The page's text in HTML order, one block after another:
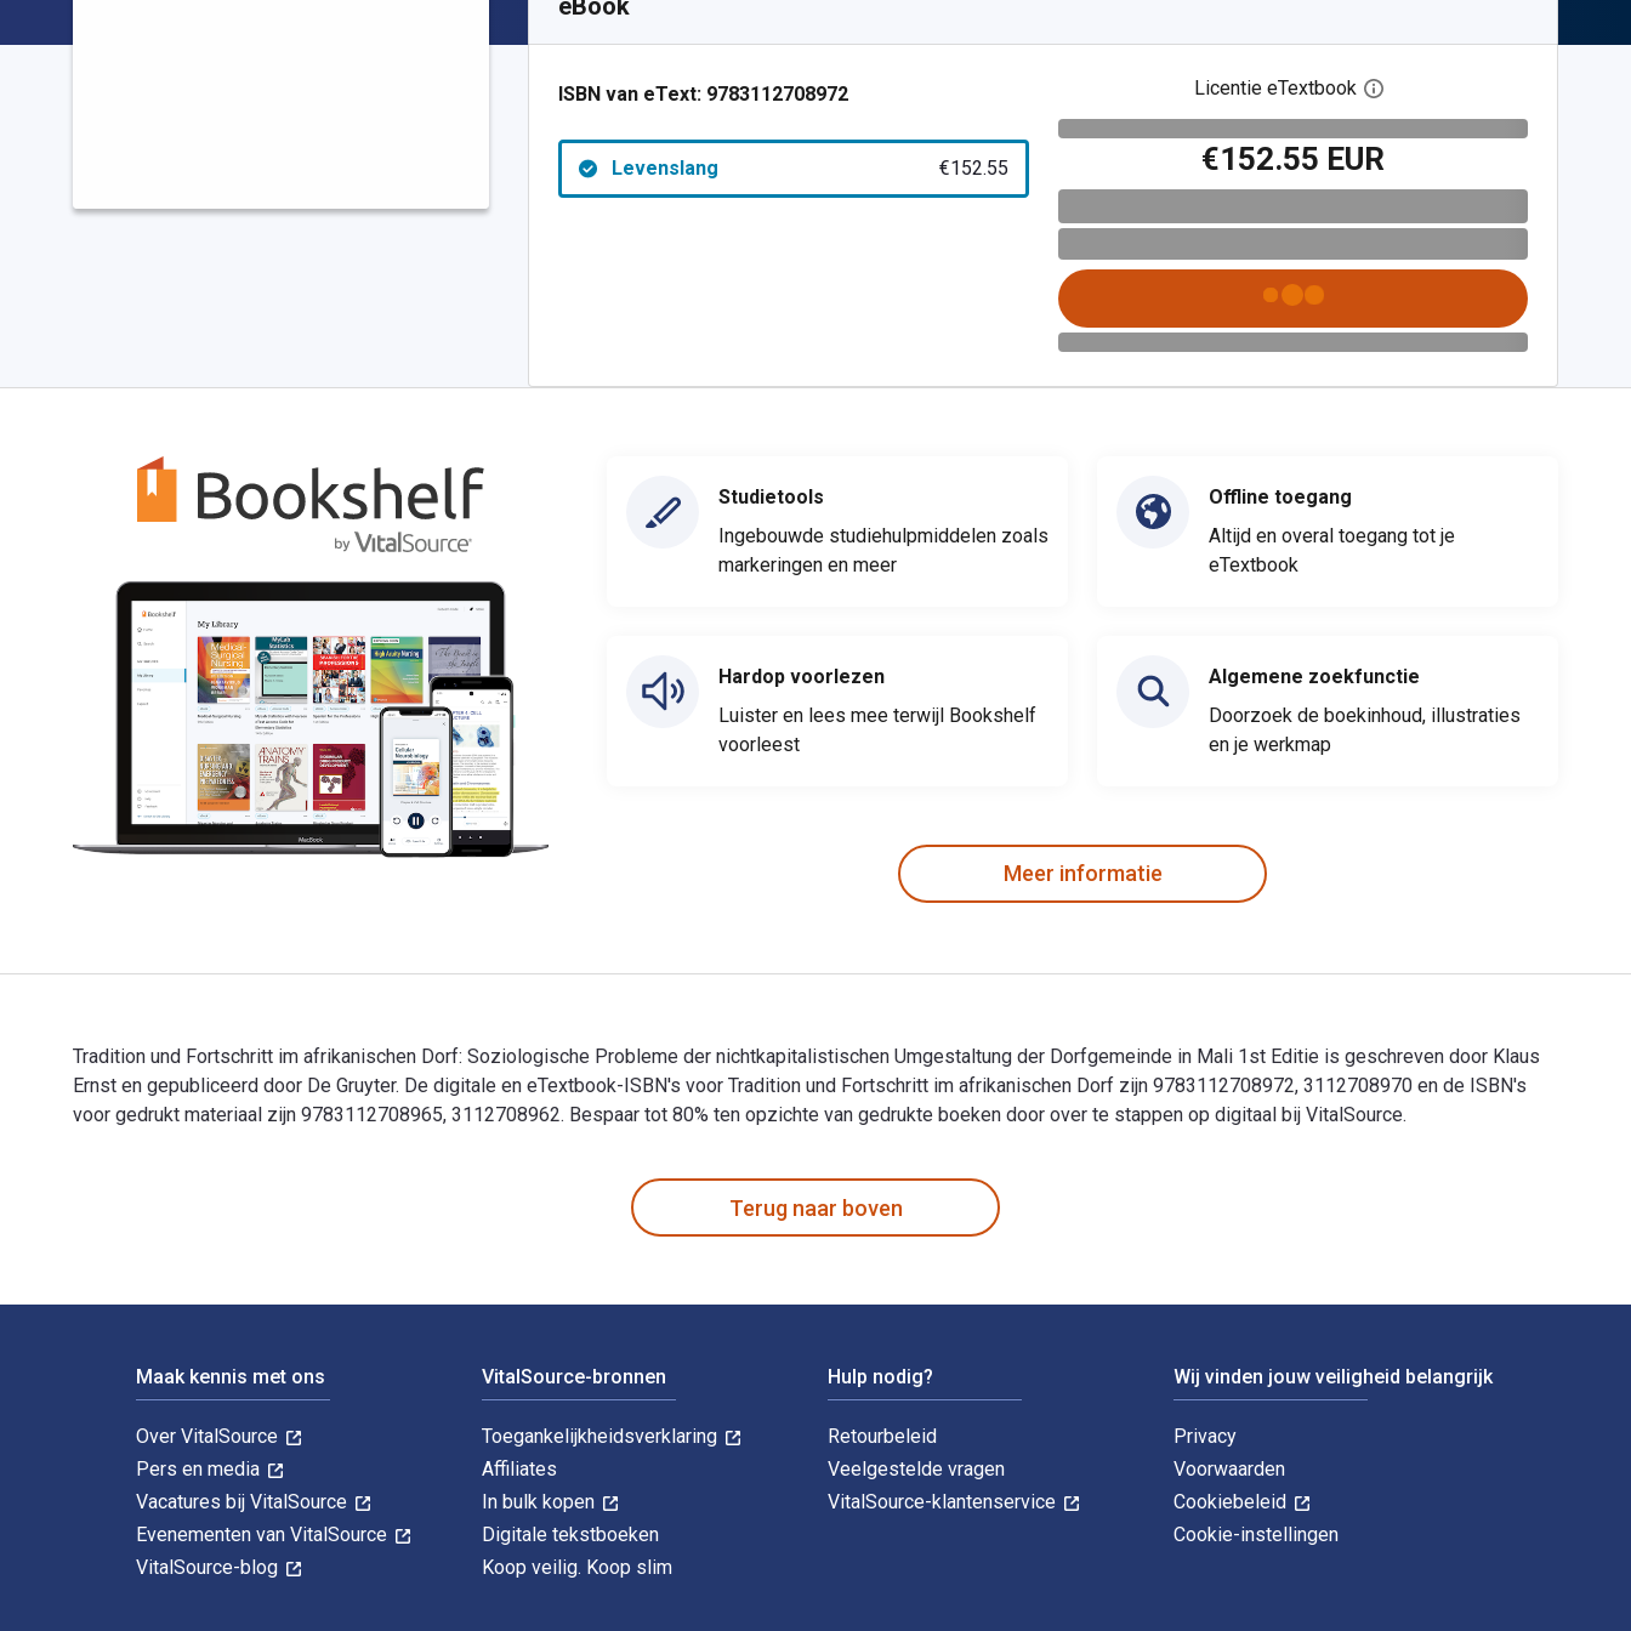
eBook
ISBN van eText: 9783112708972
Levenslang €152.55
Licentie eTextbook Open het dialoogvenster
€152.55 EUR
Studietools
Ingebouwde studiehulpmiddelen zoals
markeringen en meer
Hardop voorlezen
Luister en lees mee terwijl Bookshelf
voorleest
Offline toegang
Altijd en overal toegang tot je
eTextbook
Algemene zoekfunctie
Doorzoek de boekinhoud, illustraties
en je werkmap
Meer informatie
Tradition und Fortschritt im afrikanischen Dorf: Soziologische Probleme der nichtkapitalistischen Umgestaltung der Dorfgemeinde in Mali 1st Editie is geschreven door Klaus
Ernst en gepubliceerd door De Gruyter. De digitale en eTextbook-ISBN's voor Tradition und Fortschritt im afrikanischen Dorf zijn 9783112708972, 3112708970 en de ISBN's
voor gedrukt materiaal zijn 9783112708965, 3112708962. Bespaar tot 80% ten opzichte van gedrukte boeken door over te stappen op digitaal bij VitalSource.
Terug naar boven
Maak kennis met ons
Over VitalSource
Pers en media
Vacatures bij VitalSource
Evenementen van VitalSource
VitalSource-blog
VitalSource-bronnen
Toegankelijkheidsverklaring
Affiliates
In bulk kopen
Digitale tekstboeken
Koop veilig. Koop slim
Hulp nodig?
Retourbeleid
Veelgestelde vragen
VitalSource-klantenservice
Wij vinden jouw veiligheid belangrijk
Privacy
Voorwaarden
Cookiebeleid
Cookie-instellingen